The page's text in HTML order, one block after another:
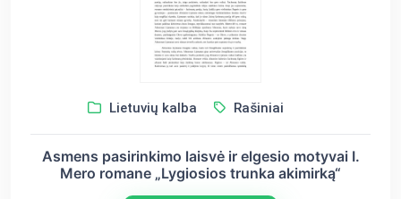
Lietuvių kalba Rašiniai
Asmens pasirinkimo laisvė ir elgesio motyvai I.
Mero romane „Lygiosios trunka akimirką“